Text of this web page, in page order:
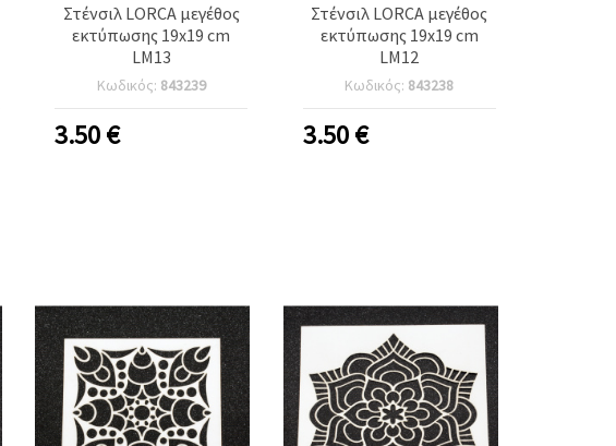
Στένσιλ LORCA μεγέθος
εκτύπωσης 19x19 cm
LM13
Κωδικός: 843239
3.50€
Στένσιλ LORCA μεγέθος
εκτύπωσης 19x19 cm
LM12
Κωδικός: 843238
3.50€